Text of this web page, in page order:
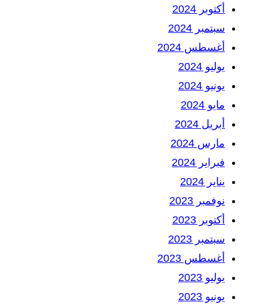
أكتوبر 2024
سبتمبر 2024
أغسطس 2024
يوليو 2024
يونيو 2024
مايو 2024
أبريل 2024
مارس 2024
فبراير 2024
يناير 2024
نوفمبر 2023
أكتوبر 2023
سبتمبر 2023
أغسطس 2023
يوليو 2023
يونيو 2023